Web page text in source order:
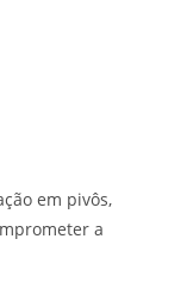
em pivôs,
a